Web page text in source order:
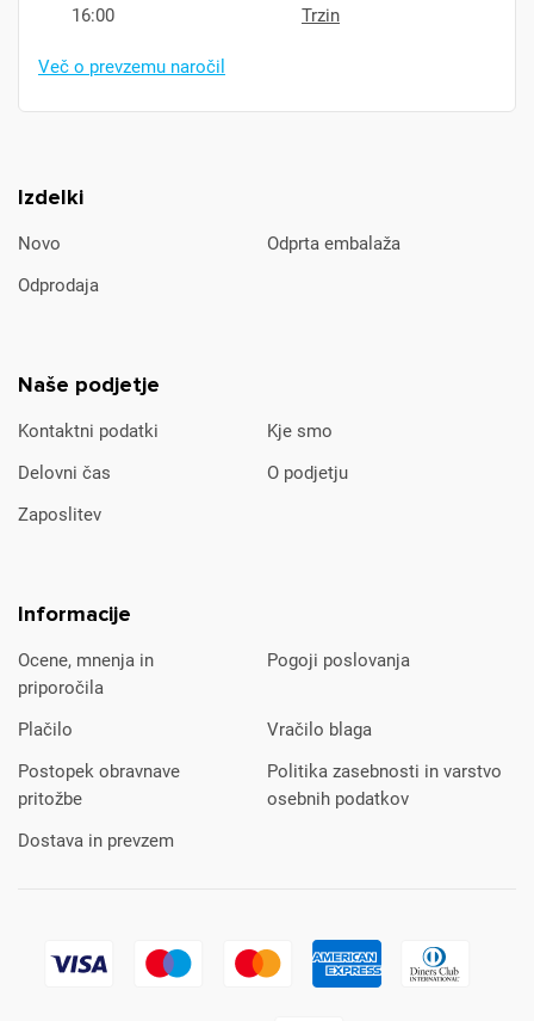
Izdelki
Novo
Odprta embalaža
Odprodaja
Naše podjetje
Kontaktni podatki
Kje smo
Delovni čas
O podjetju
Zaposlitev
Informacije
Ocene, mnenja in
priporočila
Pogoji poslovanja
Plačilo
Vračilo blaga
Postopek obravnave
pritožbe
Politika zasebnosti in varstvo
osebnih podatkov
Dostava in prevzem
16:00
Trzin
Več o prevzemu naročil